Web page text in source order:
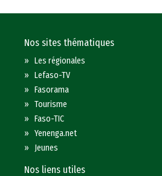
Nos sites thématiques
»Les régionales
»Lefaso-TV
»Fasorama
»Tourisme
»Faso-TIC
»Yenenga.net
» Jeunes
Nos liens utiles